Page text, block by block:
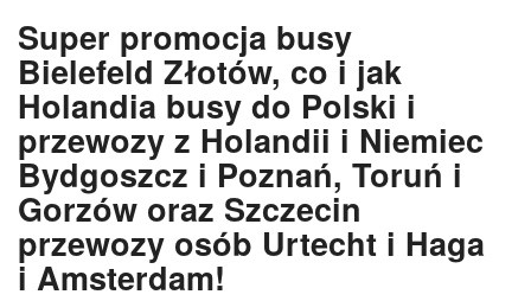
Super promocja busy
Bielefeld Złotów, co i jak
Holandia busy do Polski i
przewozy z Holandii i Niemiec
Bydgoszcz i Poznań, Toruń i
Gorzów oraz Szczecin
przewozy osób Urtecht i Haga
i Amsterdam!